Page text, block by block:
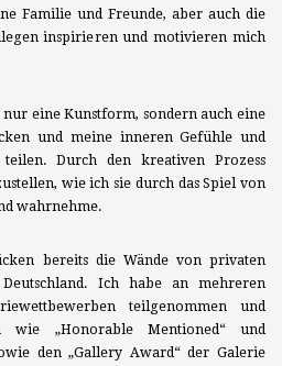
Familie und Freunde, aber auch die
inspirieren und motivieren mich
eine Kunstform, sondern auch eine
und meine inneren Gefühle und
Durch den kreativen Prozess
wie ich sie durch das Spiel von
wahrnehme.
bereits die Wände von privaten
Ich habe an mehreren
teilgenommen und
wie „Honorable Mentioned“ und
den „Gallery Award“ der Galerie